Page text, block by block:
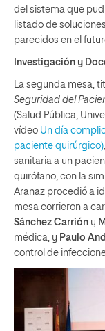
del sistema que
listado de
parecidos en el
Investigación y
La segunda mesa,
Seguridad del
(Salud Pública,
vídeo Un día
paciente quirúrgico)
sanitaria a un
quirófano, con la
Aranaz procedió a
mesa corrieron a
Sánchez Carrión y
médica, y Paulo
control de